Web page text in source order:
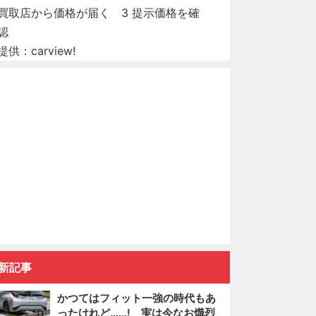
供：carview!
記事
かつてはフィット一強の時代もあ
ったけれど……! 実は今なお熾烈